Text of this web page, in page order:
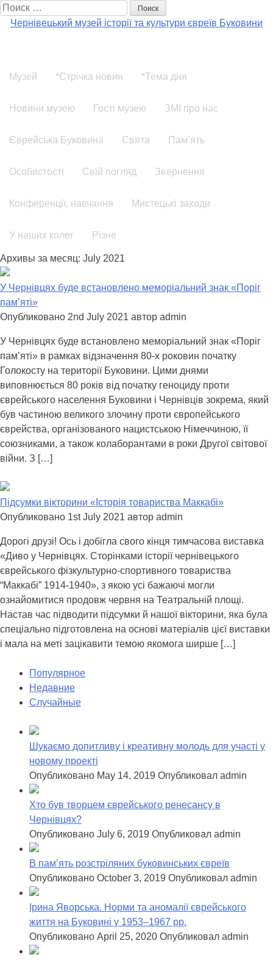
Поиск:
Чернівецький музей історії та культури євреїв Буковини
Музей *Стрічка новин *Тема дня
Новини музею Гості музею ЗМІ про нас
Єврейська Буковина Свята Пам’ять
Особистості Свій погляд Звернення
Конференції, навчання Мистецькі заходи
У наших колег Різне
Архивы за месяц: July 2021
У Чернівцях буде встановлено меморіальний знак «Поріг
пам’яті»
Опубликовано 2nd July 2021 автор admin
У Чернівцях буде встановлено меморіальний знак «Поріг
пам’яті» в рамках відзначення 80-х роковин початку
Голокосту на території Буковини. Цими днями
виповнюється 80 років від початку геноциду проти
єврейського населення Буковини і Чернівців зокрема, який
був частиною великого злочину проти європейського
єврейства, організованого нацистською Німеччиною, її
союзниками, а також колаборантами в роки Другої світової
війни. З […]
Підсумки вікторини «Історія товариства Маккабі»
Опубликовано 1st July 2021 автор admin
Дорогі друзі! Ось і добігла свого кінця тимчасова виставка
«Диво у Чернівцях. Сторінками історії чернівецького
єврейського фізкультурно-спортивного товариства
“Маккабі” 1914-1940», з якою усі бажаючі могли
ознайомитися продовж червня на Театральній площі.
Настав час підводити підсумки й нашої вікторини, яка була
спеціально підготовлена на основі матеріалів цієї виставки
і мала на меті зацікавити темою якомога ширше […]
Популярное
Недавние
Случайные
Шукаємо допитливу і креативну молодь для участі у
новому проекті
Опубликовано May 14, 2019 Опубликовал admin
Хто був творцем єврейського ренесансу в
Чернівцях?
Опубликовано July 6, 2019 Опубликовал admin
В пам’ять розстріляних буковинських євреїв
Опубликовано October 3, 2019 Опубликовал admin
Ірина Яворська. Норми та аномалії єврейського
життя на Буковині у 1953–1967 рр.
Опубликовано April 25, 2020 Опубликовал admin